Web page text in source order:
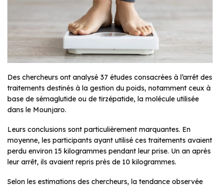
Des chercheurs ont analysé 37 études consacrées à l’arrêt des
traitements destinés à la gestion du poids, notamment ceux à
base de sémaglutide ou de tirzépatide, la molécule utilisée
dans le Mounjaro.
Leurs conclusions sont particulièrement marquantes. En
moyenne, les participants ayant utilisé ces traitements avaient
perdu environ 15 kilogrammes pendant leur prise. Un an après
leur arrêt, ils avaient repris près de 10 kilogrammes.
Selon les estimations des chercheurs, la tendance observée